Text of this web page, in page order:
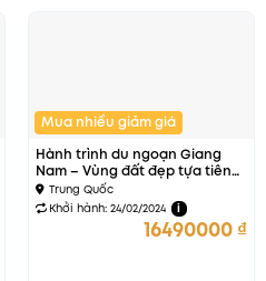
Mua nhiều giảm giá
Hành trình du ngoạn Giang
Nam – Vùng đất đẹp tựa tiên
cảnh
Trung Quốc
Khởi hành: 24/02/2024
i
16490000 ₫